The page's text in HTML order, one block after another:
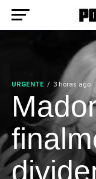
URGENTE 3 horas ago